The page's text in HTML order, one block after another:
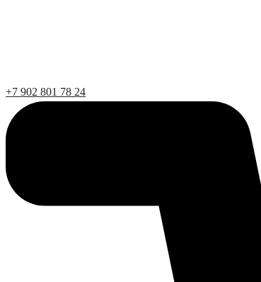
+7 902 801 78 24